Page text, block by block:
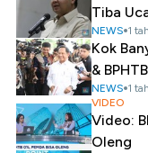
Tiba
NEWS 1
Kok
&
NEWS 1
VIDEO
Video:
Oleng